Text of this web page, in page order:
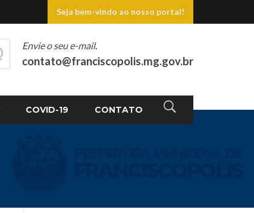
Seja bem-vindo ao nosso portal!
COVID-19 CONTATO
Envie o seu e-mail.
contato@franciscopolis.mg.gov.br